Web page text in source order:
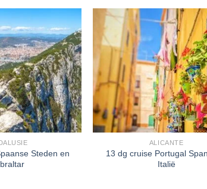
Steden en
ALICANTE
13 dg cruise Portugal
Italië